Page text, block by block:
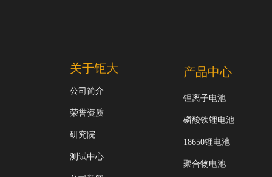
关于钜大
公司简介
荣誉资质
研究院
测试中心
产品中心
锂离子电池
磷酸铁锂电池
18650锂电池
聚合物电池